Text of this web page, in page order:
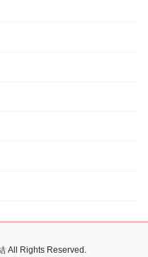
All Rights Reserved.